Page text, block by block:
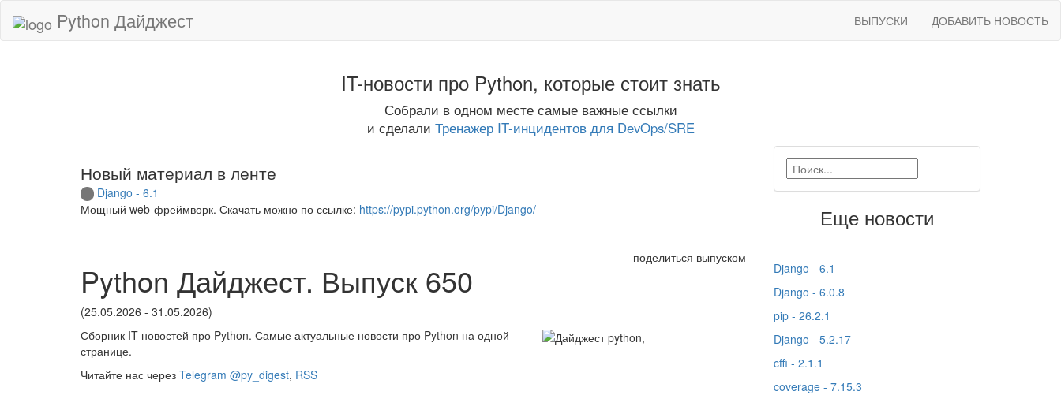
Python Дайджест ВЫПУСКИ ДОБАВИТЬ НОВОСТЬ
IT-новости про Python, которые стоит знать
Собрали в одном месте самые важные ссылки
и сделали Тренажер IT-инцидентов для DevOps/SRE
Новый материал в ленте
Django - 6.1
Мощный web-фреймворк. Скачать можно по ссылке: https://pypi.python.org/pypi/Django/
Python Дайджест. Выпуск 650
(25.05.2026 - 31.05.2026)
поделиться выпуском
Сборник IT новостей про Python. Самые актуальные новости про Python на одной
странице.
Читайте нас через Telegram @py_digest, RSS
Еще новости
Django - 6.1
Django - 6.0.8
pip - 26.2.1
Django - 5.2.17
cffi - 2.1.1
coverage - 7.15.3